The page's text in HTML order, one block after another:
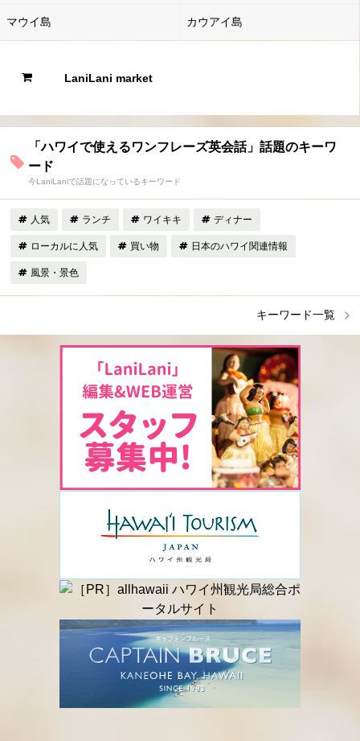
マウイ島 カウアイ島
LaniLani market
「ハワイで使えるワンフレーズ英会話」話題のキーワ
ード
今LaniLaniで話題になっているキーワード
人気 ランチ ワイキキ ディナー
ローカルに人気 買い物 日本のハワイ関連情報
風景・景色
キーワード一覧